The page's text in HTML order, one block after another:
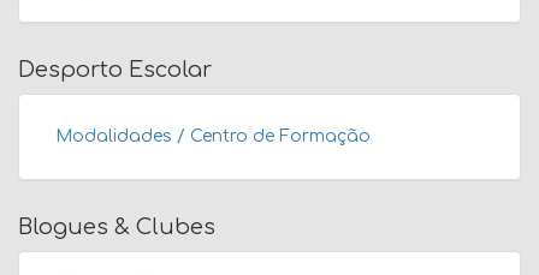
Desporto Escolar
Modalidades / Centro de Formação
Blogues & Clubes